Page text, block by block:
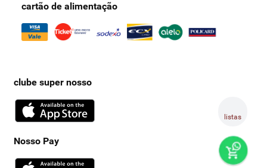
listas
cartão de alimentação
clube super nosso
Nosso Pay